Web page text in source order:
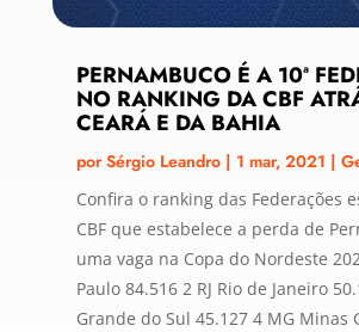
PERNAMBUCO É A 10ª
NO RANKING DA CBF
CEARÁ E DA BAHIA
porSérgio Leandro| 1 mar, 2021 |
Confira o ranking das Federações
CBF que estabelece a perda de
uma vaga na Copa do Nordeste
Paulo 84.516 2 RJ Rio de Janeiro
Grande do Sul 45.127 4 MG Minas